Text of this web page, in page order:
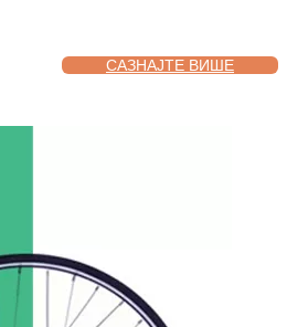
САЗНАЈТЕ ВИШЕ